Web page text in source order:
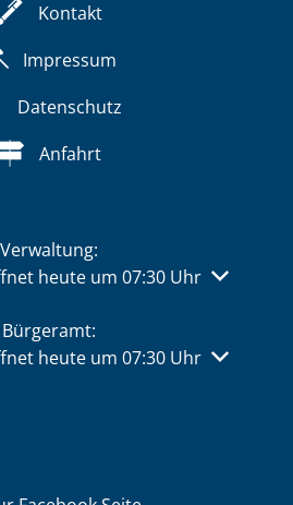
Kontakt
Impressum
Datenschutz
Anfahrt
Verwaltung:
Öffnungs- oder Schließzeiten
heute um 07:30 Uhr
Bürgeramt:
Öffnungs- oder Schließzeiten
heute um 07:30 Uhr